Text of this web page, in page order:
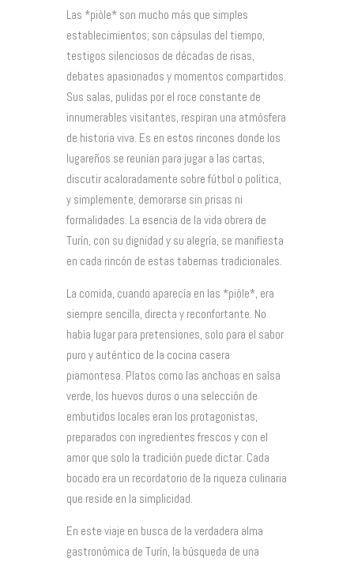
Las *piòle* son mucho más que simples
establecimientos; son cápsulas del tiempo,
testigos silenciosos de décadas de risas,
debates apasionados y momentos compartidos.
Sus salas, pulidas por el roce constante de
innumerables visitantes, respiran una atmósfera
de historia viva. Es en estos rincones donde los
lugareños se reunían para jugar a las cartas,
discutir acaloradamente sobre fútbol o política,
y simplemente, demorarse sin prisas ni
formalidades. La esencia de la vida obrera de
Turín, con su dignidad y su alegría, se manifiesta
en cada rincón de estas tabernas tradicionales.
La comida, cuando aparecía en las *piòle*, era
siempre sencilla, directa y reconfortante. No
había lugar para pretensiones, solo para el sabor
puro y auténtico de la cocina casera
piamontesa. Platos como las anchoas en salsa
verde, los huevos duros o una selección de
embutidos locales eran los protagonistas,
preparados con ingredientes frescos y con el
amor que solo la tradición puede dictar. Cada
bocado era un recordatorio de la riqueza culinaria
que reside en la simplicidad.
En este viaje en busca de la verdadera alma
gastronómica de Turín, la búsqueda de una